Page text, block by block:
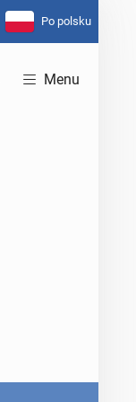
Po polsku
Menu